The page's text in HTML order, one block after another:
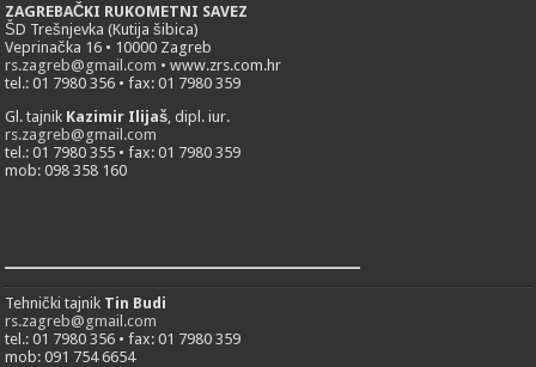
ZAGREBAČKI RUKOMETNI SAVEZ
ŠD Trešnjevka (Kutija šibica)
Veprinačka 16 • 10000 Zagreb
rs.zagreb@gmail.com • www.zrs.com.hr
tel.: 01 7980 356 • fax: 01 7980 359
Gl. tajnik Kazimir Ilijaš , dipl. iur.
rs.zagreb@gmail.com
tel.: 01 7980 355 • fax: 01 7980 359
mob: 098 358 160
Tehnički tajnik Tin Budi
rs.zagreb@gmail.com
tel.: 01 7980 356 • fax: 01 7980 359
mob: 091 754 6654